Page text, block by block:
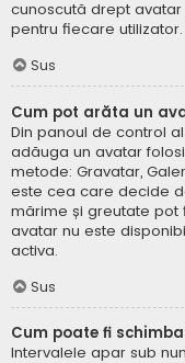
cunoscută drept
pentru fiecare utilizator.
Sus
Cum pot arăta un
Din panoul de control
adăuga un avatar
metode: Gravatar,
este cea care decide
mărime și greutate pot
avatar nu este
activa.
Sus
Cum poate fi
Intervalele apar sub